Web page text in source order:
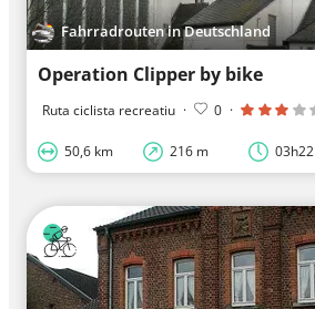
Fahrradrouten in Deutschland
Operation Clipper by bike
Ruta ciclista recreatiu · 0 ·
50,6 km 216 m 03h22